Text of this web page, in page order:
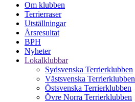
Om klubben
Terrierraser
Utställningar
Årsresultat
BPH
Nyheter
Lokalklubbar
Sydsvenska Terrierklubben
Västsvenska Terrierklubben
Östsvenska Terrierklubben
Övre Norra Terrierklubben